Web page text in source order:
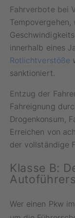
Fahrverbote bei
Tempovergehen,
innerhalb eines
Rotlichtverstöße
sanktioniert.
Entzug der
Fahreignung
Drogenkonsum,
Erreichen von
der vollständige
Klasse B:
Wer einen Pkw